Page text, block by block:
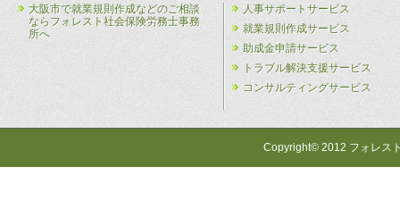
大阪市で就業規則作成などのご相談
ならフォレスト社会保険労務士事務
所へ
人事サポートサービス
就業規則作成サービス
助成金申請サービス
トラブル解決支援サービス
コンサルティングサービス
Copyright© 2012 フォレス